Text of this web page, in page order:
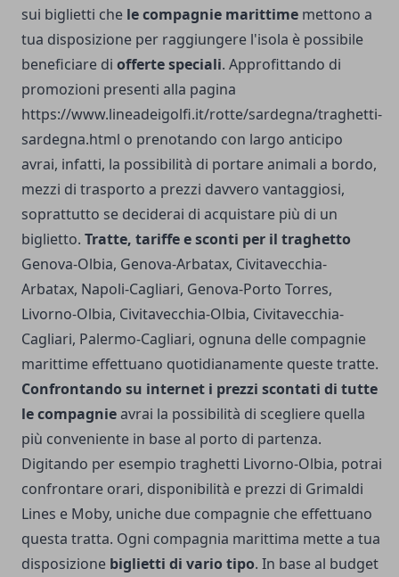
sui biglietti che le compagnie marittime mettono a
tua disposizione per raggiungere l'isola è possibile
beneficiare di offerte speciali. Approfittando di
promozioni presenti alla pagina
https://www.lineadeigolfi.it/rotte/sardegna/traghetti-
sardegna.html o prenotando con largo anticipo
avrai, infatti, la possibilità di portare animali a bordo,
mezzi di trasporto a prezzi davvero vantaggiosi,
soprattutto se deciderai di acquistare più di un
biglietto. Tratte, tariffe e sconti per il traghetto
Genova-Olbia, Genova-Arbatax, Civitavecchia-
Arbatax, Napoli-Cagliari, Genova-Porto Torres,
Livorno-Olbia, Civitavecchia-Olbia, Civitavecchia-
Cagliari, Palermo-Cagliari, ognuna delle compagnie
marittime effettuano quotidianamente queste tratte.
Confrontando su internet i prezzi scontati di tutte
le compagnieavrai la possibilità di scegliere quella
più conveniente in base al porto di partenza.
Digitando per esempio traghetti Livorno-Olbia, potrai
confrontare orari, disponibilità e prezzi di Grimaldi
Lines e Moby, uniche due compagnie che effettuano
questa tratta. Ogni compagnia marittima mette a tua
disposizione biglietti di vario tipo. In base al budget